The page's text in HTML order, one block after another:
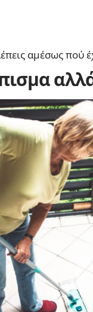
αμέσως πού